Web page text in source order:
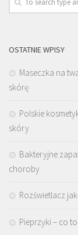
OSTATNIE WPISY
Maseczka na
skórę
Polskie
skóry
Bakteryjne
choroby
Rozświetlacz
Pieprzyki – co